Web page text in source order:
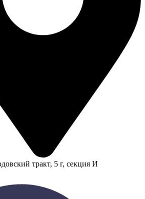
тракт, 5 г, секция И